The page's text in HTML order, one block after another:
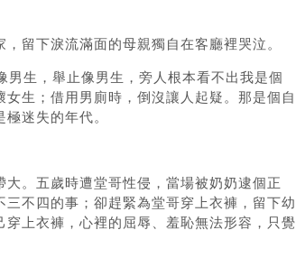
留下淚流滿面的母親獨自在客廳裡哭泣。
男生，舉止像男生，旁人根本看不出我是個
女生；借用男廁時，倒沒讓人起疑。那是個自
迷失的年代。
大。五歲時遭堂哥性侵，當場被奶奶逮個正
三不四的事；卻趕緊為堂哥穿上衣褲，留下幼
穿上衣褲，心裡的屈辱、羞恥無法形容，只覺